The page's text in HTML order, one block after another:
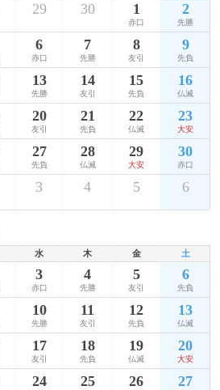
29 30 1
赤口
2
先勝
6
赤口
7
先勝
8
友引
9
先負
13
先勝
14
友引
15
先負
16
仏滅
20
友引
21
先負
22
仏滅
23
大安
27
先負
28
仏滅
29
大安
30
赤口
3 4 5 6
水 木 金 土
3
赤口
4
先勝
5
友引
6
先負
10
先勝
11
友引
12
先負
13
仏滅
17
友引
18
先負
19
仏滅
20
大安
24 25 26 27